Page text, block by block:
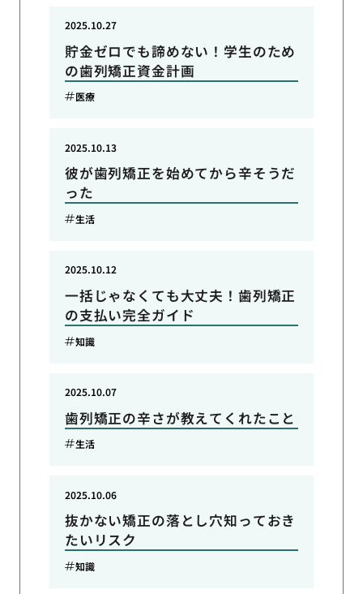
貯金ゼロでも諦めない！学生のため
の歯列矯正資金計画
2025.10.27
医療
彼が歯列矯正を始めてから辛そうだ
った
2025.10.13
生活
一括じゃなくても大丈夫！歯列矯正
の支払い完全ガイド
2025.10.12
知識
歯列矯正の辛さが教えてくれたこと
2025.10.07
生活
抜かない矯正の落とし穴知っておき
たいリスク
2025.10.06
知識